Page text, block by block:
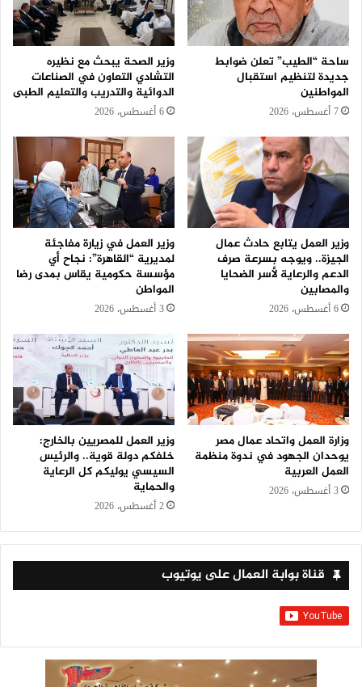
ساحة “الطيب” تعلن ضوابط
جديدة لتنظيم استقبال
المواطنين
7 أغسطس، 2026
وزير الصحة يبحث مع نظيره
التشادي التعاون في الصناعات
الدوائية والتدريب والتعليم الطبى
6 أغسطس، 2026
وزير العمل يتابع حادث عمال
الجيزة.. ويوجه بسرعة صرف
الدعم والرعاية لأسر الضحايا
والمصابين
6 أغسطس، 2026
وزير العمل في زيارة مفاجئة
لمديرية “القاهرة”: نجاح أي
مؤسسة حكومية يقاس بمدى رضا
المواطن
3 أغسطس، 2026
وزارة العمل واتحاد عمال مصر
يوحدان الجهود في ندوة منظمة
العمل العربية
3 أغسطس، 2026
وزير العمل للمصريين بالخارج:
خلفكم دولة قوية.. والرئيس
السيسي يوليكم كل الرعاية
والحماية
2 أغسطس، 2026
قناة بوابة العمال على يوتيوب